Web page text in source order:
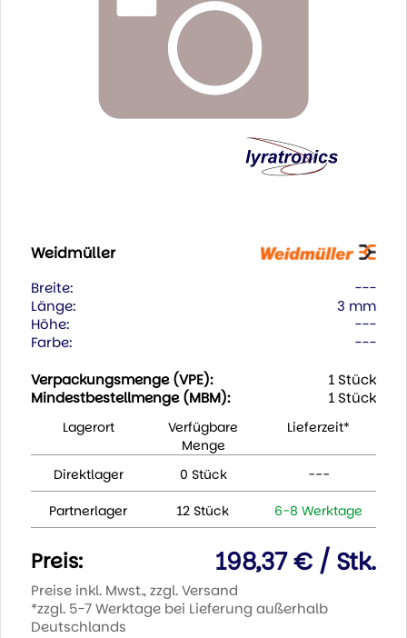
Weidmüller
Breite:
---
Länge:
3 mm
Höhe:
---
Farbe:
---
Verpackungsmenge (VPE):
1 Stück
Mindestbestellmenge (MBM):
1 Stück
Lagerort
Verfügbare
Menge
Lieferzeit*
Direktlager 0 Stück ---
Partnerlager 12 Stück 6-8 Werktage
Preis: 198,37 € / Stk.
Preise inkl. Mwst., zzgl. Versand
*zzgl. 5-7 Werktage bei Lieferung außerhalb
Deutschlands